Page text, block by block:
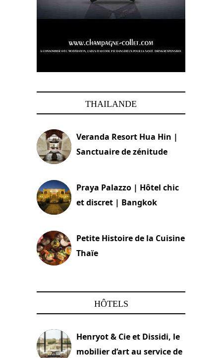
THAILANDE
Veranda Resort Hua Hin |
Sanctuaire de zénitude
Praya Palazzo | Hôtel chic
et discret | Bangkok
Petite Histoire de la Cuisine
Thaïe
HÔTELS
Henryot & Cie et Dissidi, le
mobilier d’art au service de